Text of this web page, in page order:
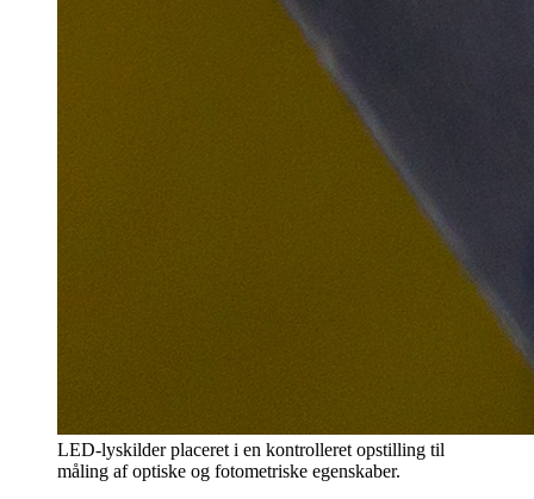
LED-lyskilder placeret i en kontrolleret opstilling til
måling af optiske og fotometriske egenskaber.